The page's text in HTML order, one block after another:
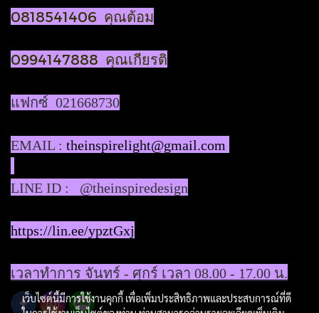
0818541406 คุณต้อม
0994147888 คุณเกียรติ
แฟกซ์ 021668730
EMAIL : theinspirelight@gmail.com
LINE ID : @theinspiredesign
https://lin.ee/ypztGxj
เวลาทำการ จันทร์ - ศุกร์ เวลา 08.00 - 17.00 น.
เว็บไซต์นี้มีการใช้งานคุกกี้ เพื่อเพิ่มประสิทธิภาพและประสบการณ์ที่ดี